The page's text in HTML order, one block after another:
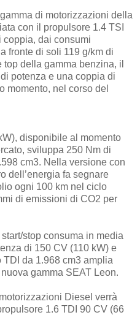
di motorizzazioni della
con il propulsore 1.4 TSI
coppia, dai consumi
fronte di soli 119 g/km di
della gamma benzina, il
potenza e una coppia di
momento, nel corso del
disponibile al momento
sviluppa 250 Nm di
cm3. Nella versione con
dell’energia fa segnare
ogni 100 km nel ciclo
di emissioni di CO2 per
stop consuma in media
di 150 CV (110 kW) e
da 1.968 cm3 amplia
gamma SEAT Leon.
Diesel verrà
1.6 TDI 90 CV (66